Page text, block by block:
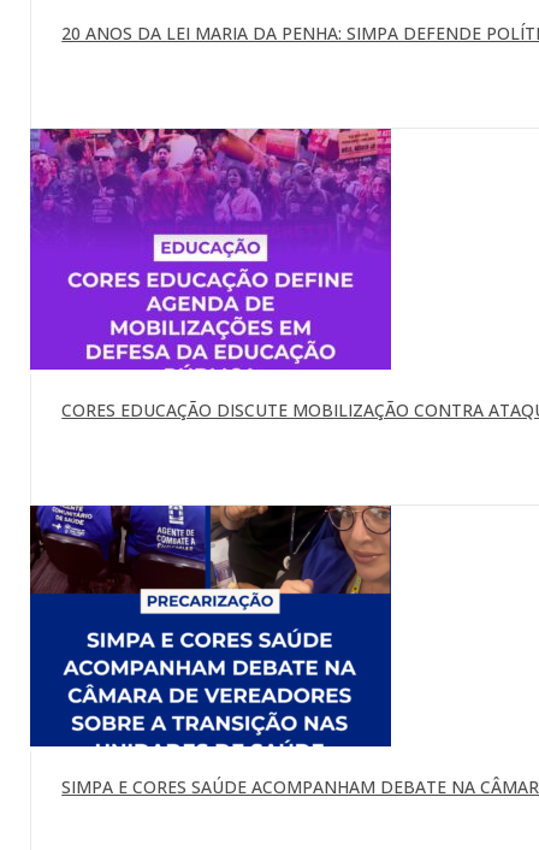
20 ANOS DA LEI MARIA DA PENHA: SIMPA DEFENDE
CORES EDUCAÇÃO DISCUTE MOBILIZAÇÃO CONTRA
SIMPA E CORES SAÚDE ACOMPANHAM DEBATE NA